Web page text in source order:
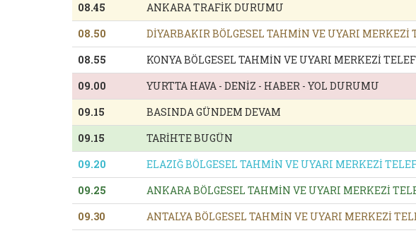
08.45
ANKARA TRAFİK DURUMU
08.50
DİYARBAKIR BÖLGESEL TAHMİN VE UYARI MERKEZİ
08.55
KONYA BÖLGESEL TAHMİN VE UYARI MERKEZİ
09.00
YURTTA HAVA - DENİZ - HABER - YOL DURUMU
09.15
BASINDA GÜNDEM DEVAM
09.15
TARİHTE BUGÜN
09.20
ELAZIĞ BÖLGESEL TAHMİN VE UYARI MERKEZİ
09.25
ANKARA BÖLGESEL TAHMİN VE UYARI MERKEZİ
09.30
ANTALYA BÖLGESEL TAHMİN VE UYARI MERKEZİ